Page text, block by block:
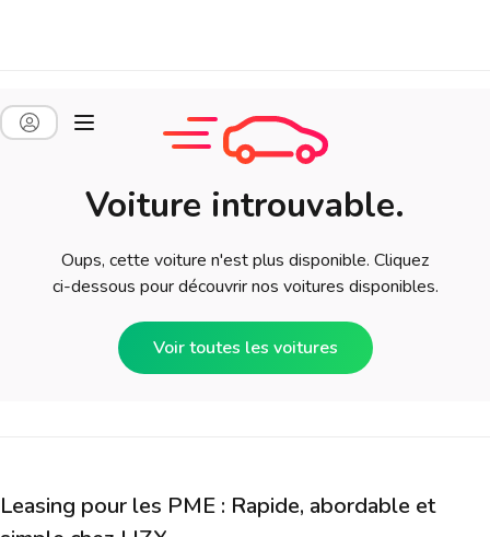
Voiture introuvable.
Oups, cette voiture n'est plus disponible. Cliquez
ci-dessous pour découvrir nos voitures disponibles.
Voir toutes les voitures
Leasing pour les PME : Rapide, abordable et